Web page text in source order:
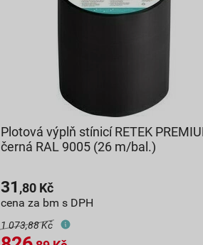
Plotová výplň stínicí RETEK
černá RAL 9005 (26 m/bal.)
31 ,80 Kč
cena za bm s DPH
1 073,88 Kč